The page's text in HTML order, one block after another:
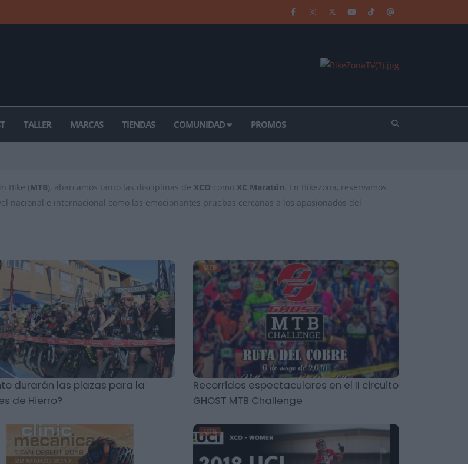
TALLER MARCAS TIENDAS COMUNIDAD PROMOS
Bike (MTB), abarcamos tanto las disciplinas de XCO como XC Maratón. En Bikezona, reservamos
nacional e internacional como las emocionantes pruebas cercanas a los apasionados del
durarán las plazas para la
de Hierro?
MTB
Recorridos espectaculares en el II circuito
GHOST MTB Challenge
MTB